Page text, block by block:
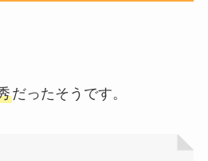
だったそうです。